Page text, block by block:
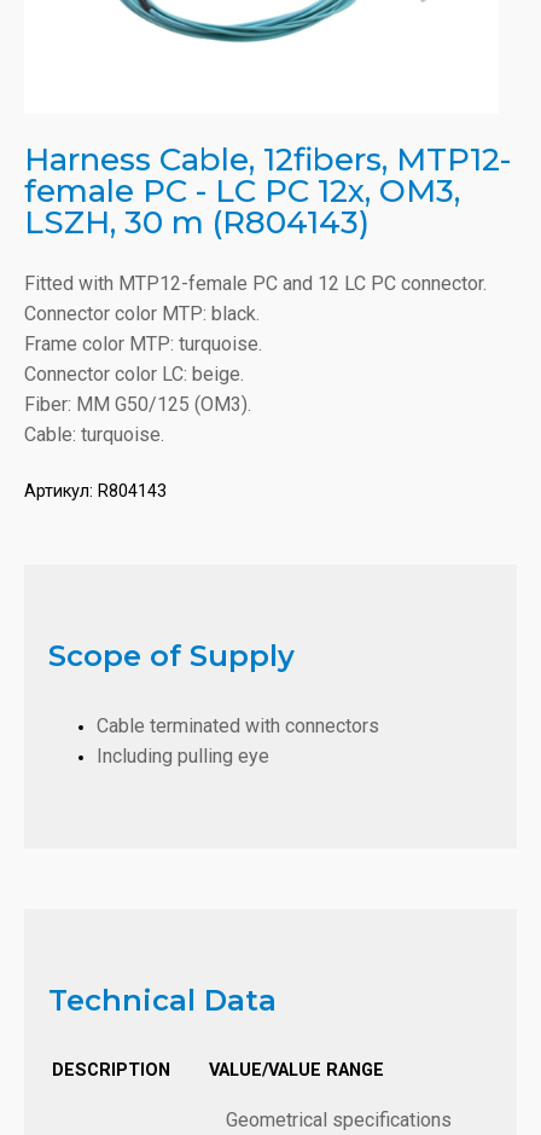
Harness Cable, 12fibers, MTP12-
female PC - LC PC 12x, OM3,
LSZH, 30 m (R804143)
Fitted with MTP12-female PC and 12 LC PC connector.
Connector color MTP: black.
Frame color MTP: turquoise.
Connector color LC: beige.
Fiber: MM G50/125 (OM3).
Cable: turquoise.
Артикул: R804143
Scope of Supply
Cable terminated with connectors
Including pulling eye
Technical Data
DESCRIPTION VALUE/VALUE RANGE
Geometrical specifications